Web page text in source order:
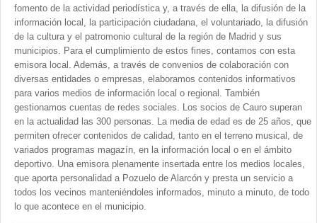
fomento de la actividad periodística y, a través de ella, la difusión de la
información local, la participación ciudadana, el voluntariado, la difusión
de la cultura y el patromonio cultural de la región de Madrid y sus
municipios. Para el cumplimiento de estos fines, contamos con esta
emisora local. Además, a través de convenios de colaboración con
diversas entidades o empresas, elaboramos contenidos informativos
para varios medios de información local o regional. También
gestionamos cuentas de redes sociales. Los socios de Cauro superan
en la actualidad las 300 personas. La media de edad es de 25 años, que
permiten ofrecer contenidos de calidad, tanto en el terreno musical, de
variados programas magazín, en la información local o en el ámbito
deportivo. Una emisora plenamente insertada entre los medios locales,
que aporta personalidad a Pozuelo de Alarcón y presta un servicio a
todos los vecinos manteniéndoles informados, minuto a minuto, de todo
lo que acontece en el municipio.